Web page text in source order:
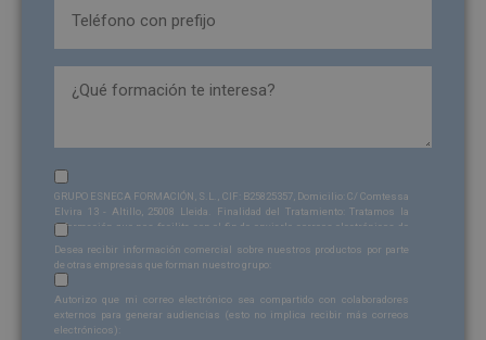
(Obligatorio)
Sin
nombre
(Obligatorio)
GRUPO ESNECA FORMACIÓN, S.L., CIF: B25825357, Domicilio: C/ Comtessa
Elvira 13 - Altillo, 25008 Lleida. Finalidad del Tratamiento: Tratamos la
información que nos facilita con el fin de enviarle correos electrónicos de
productos que fueran de su interés. Legitimación del tratamiento:
Consentimiento del interesado. Derechos: Puede ejercitar sus derechos
identificándose suficientemente, dirigiéndose a la dirección
admin@grupoesneca.com . Para más información consulte nuestra
Política de Privacidad. Desea recibir información comercial (vía telefónica
y/o email):
Sin
nombre
Desea recibir información comercial sobre nuestros productos por parte
de otras empresas que forman nuestro grupo:
Sin
nombre
Autorizo que mi correo electrónico sea compartido con colaboradores
externos para generar audiencias (esto no implica recibir más correos
electrónicos):